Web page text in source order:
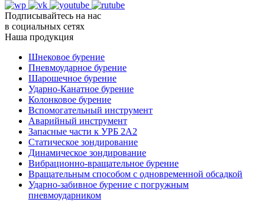
Подписывайтесь на нас
в социальных сетях
Наша продукция
Шнековое бурение
Пневмоударное бурение
Шарошечное бурение
Ударно-Канатное бурение
Колонковое бурение
Вспомогательный инструмент
Аварийный инструмент
Запасные части к УРБ 2А2
Статическое зондирование
Динамическое зондирование
Вибрационно-вращательное бурение
Вращательным способом с одновременной обсадкой
Ударно-забивное бурение с погружным
пневмоударником